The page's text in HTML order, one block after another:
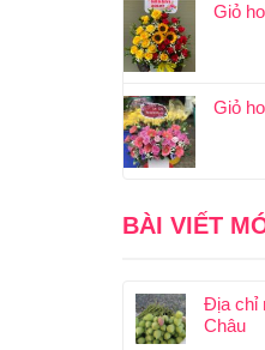
Giỏ
Giỏ
BÀI VIẾT
Địa chỉ
Châu